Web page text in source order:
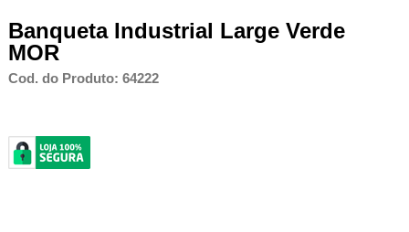
Banqueta Industrial Large Verde
MOR
Cod. do Produto: 64222